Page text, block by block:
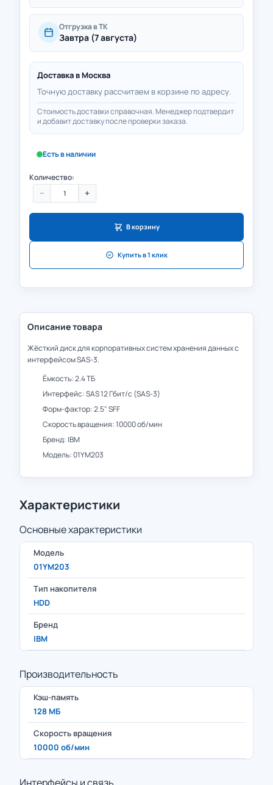
Отгрузка в ТК
Завтра (7 августа)
Доставка в Москва
Точную доставку рассчитаем в корзине по адресу.
Стоимость доставки справочная. Менеджер подтвердит
и добавит доставку после проверки заказа.
Есть в наличии
Количество:
− +
В корзину
Купить в 1 клик
Описание товара
Жёсткий диск для корпоративных систем хранения данных с
интерфейсом SAS-3.
Ёмкость: 2.4 ТБ
Интерфейс: SAS 12 Гбит/с (SAS-3)
Форм-фактор: 2.5" SFF
Скорость вращения: 10000 об/мин
Бренд: IBM
Модель: 01YM203
Характеристики
Основные характеристики
Модель
01YM203
Тип накопителя
HDD
Бренд
IBM
Производительность
Кэш-память
128 МБ
Скорость вращения
10000 об/мин